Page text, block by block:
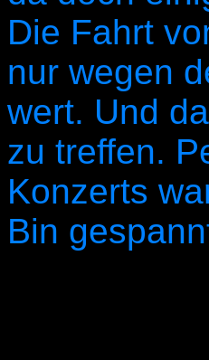
Die Fahrt
nur wegen
wert. Und
zu treffen.
Konzerts
Bin